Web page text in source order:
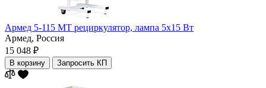
Армед 5-115 МТ рециркулятор, лампа 5х15 Вт
Армед, Россия
15 048 ₽
В корзину Запросить КП